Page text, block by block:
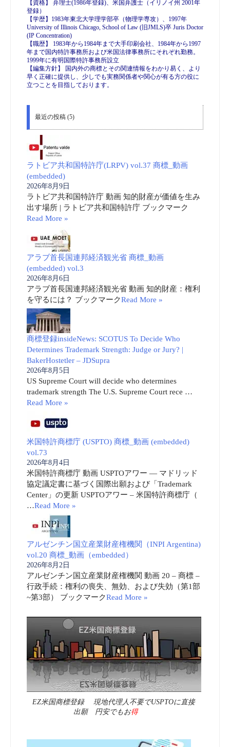
【資格】 弁理士(1986年登録)、米国弁護士（イリノイ州 2001年
登録）
【学歴】1983年東北大学理学部卒（物理学専攻）、1997年
University of Illinois Chicago, School of Law (旧JMLS)卒 Juris Doctor
(IP Concentration)
【職歴】 1983年から1984年まで大手印刷会社、1984年から1997
年まで国内特許事務所および米国法律事務所にそれぞれ勤務。
1999年に有明国際特許事務所設立
【編集方針】 国内外の商標とその関連情報をわかり易く、より
早く正確に提供し、少しでも実務関係者や関心が有る方の役に
立つことを目指しております。
最近の投稿 (5)
ラトビア共和国特許庁(LRPV) vol.37 商標_動画
(embedded)
2026年8月9日
ラトビア共和国特許庁 動画 知的財産が価値を生み
出す場所 | ラトビア共和国特許庁 ブックマーク
Read More »
アラブ首長国連邦経済観光省 商標_動画
(embedded) vol.3
2026年8月6日
アラブ首長国連邦経済観光省 動画 知的財産：権利
を守るには？ ブックマークRead More »
商標登録insideNews: SCOTUS To Decide Who
Determines Trademark Strength: Judge or Jury? |
BakerHostetler – JDSupra
2026年8月5日
US Supreme Court will decide who determines
trademark strength The U.S. Supreme Court rece …
Read More »
米国特許商標庁 (USPTO) 商標_動画 (embedded)
vol.73
2026年8月4日
米国特許商標庁 動画 USPTOアワー ― マドリッド
協定議定書に基づく国際出願および「Trademark
Center」の更新 USPTOアワー – 米国特許商標庁（
…Read More »
アルゼンチン国立産業財産権機関（INPI Argentina)
vol.20 商標_動画（embedded）
2026年8月2日
アルゼンチン国立産業財産権機関 動画 20 – 商標 –
行政手続：権利の喪失、無効、および失効（第1部
~第3部） ブックマークRead More »
EZ米国商標登録 現地代理人不要でUSPTOに直接
出願 円安でもお得